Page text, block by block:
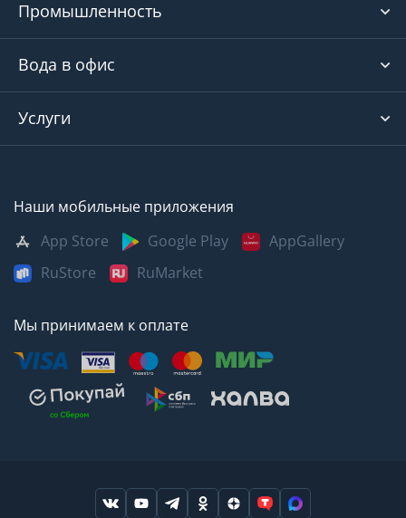
Промышленность
Вода в офис
Услуги
Наши мобильные приложения
App Store
Google Play
AppGallery
RuStore
RuMarket
Мы принимаем к оплате